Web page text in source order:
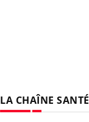
LA CHAÎNE SANTÉ